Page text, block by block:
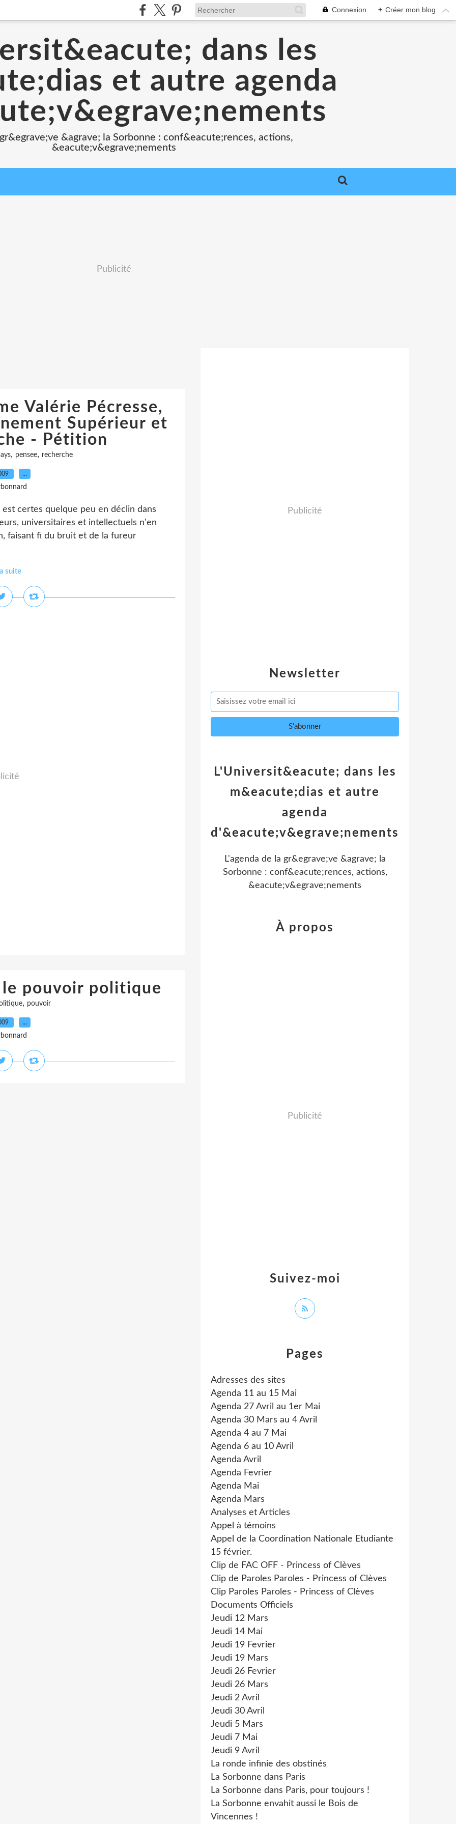
Connexion + Créer mon blog
dans les
et autre agenda
&agrave; la Sorbonne : conf&eacute;rences, actions,
&eacute;v&egrave;nements
Publicité
Valérie Pécresse,
Supérieur et
- Pétition
, pensee, recherche
…
certes quelque peu en déclin dans
universitaires et intellectuels n'en
faisant fi du bruit et de la fureur
suite
pouvoir politique
, pouvoir
…
Newsletter
Publicité
Pages
Adresses des sites
Agenda 11 au 15 Mai
Agenda 27 Avril au 1er Mai
Agenda 30 Mars au 4 Avril
Agenda 4 au 7 Mai
Agenda 6 au 10 Avril
Agenda Avril
Agenda Fevrier
Agenda Mai
Agenda Mars
Analyses et Articles
Appel à témoins
Appel de la Coordination Nationale Etudiante
15 février.
Clip de FAC OFF - Princess of Clèves
Clip de Paroles Paroles - Princess of Clèves
Clip Paroles Paroles - Princess of Clèves
Documents Officiels
Jeudi 12 Mars
Jeudi 14 Mai
Jeudi 19 Fevrier
Jeudi 19 Mars
Jeudi 26 Fevrier
Jeudi 26 Mars
Jeudi 2 Avril
Jeudi 30 Avril
Jeudi 5 Mars
Jeudi 7 Mai
Jeudi 9 Avril
La ronde infinie des obstinés
La Sorbonne dans Paris
La Sorbonne dans Paris, pour toujours !
La Sorbonne envahit aussi le Bois de
Vincennes !
L'Universit&eacute; dans les
m&eacute;dias et autre
agenda
d'&eacute;v&egrave;nements
L'agenda de la gr&egrave;ve &agrave; la
Sorbonne : conf&eacute;rences, actions,
&eacute;v&egrave;nements
Suivez-moi
À propos
Publicité